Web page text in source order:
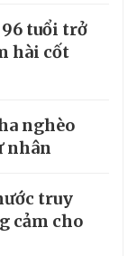
96 tuổi trở
hài cốt
nghèo
nhân
truy
cảm cho